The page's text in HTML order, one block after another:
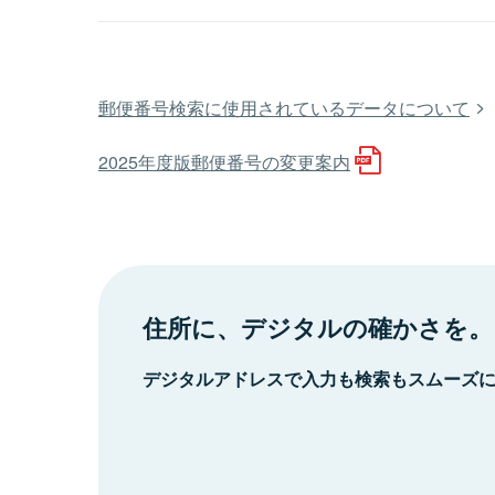
郵便番号検索に使用されているデータについて
2025年度版郵便番号の変更案内
住所に、デジタルの確かさを。
デジタルアドレスで入力も検索もスムーズ